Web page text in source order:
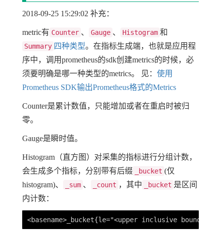
2018-09-25 15:29:02 补充：
metric有 Counter 、 Gauge 、 Histogram 和
Summary 四种类型。在指标生成端，也就是应用程
序中，调用prometheus的sdk创建metrics的时候，必
须要明确是哪一种类型的metrics。 见： 使用
Prometheus SDK输出Prometheus格式的Metrics
Counter是累计数值，只能增加或者在重启时被归
零。
Gauge是瞬时值。
Histogram（直方图）对采集的指标进行分组计数，
会生成多个指标，分别带有后缀
_bucket (仅
histogram)、
_sum 、 _count ，其中 _bucket 是区间
内计数：